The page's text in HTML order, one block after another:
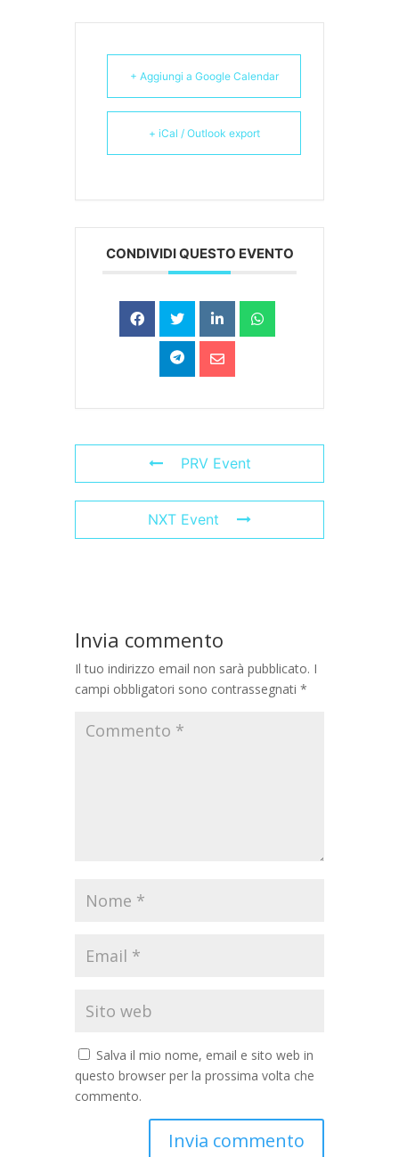
+ Aggiungi a Google Calendar
+ iCal / Outlook export
CONDIVIDI QUESTO EVENTO
PRV Event
NXT Event
Invia commento
Il tuo indirizzo email non sarà pubblicato. I
campi obbligatori sono contrassegnati *
Salva il mio nome, email e sito web in
questo browser per la prossima volta che
commento.